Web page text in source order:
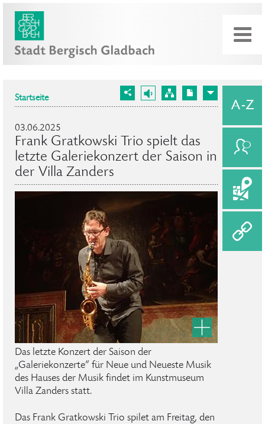
Startseite
03.06.2025
Frank Gratkowski Trio spielt das
letzte Galeriekonzert der Saison in
der Villa Zanders
Das letzte Konzert der Saison der
„Galeriekonzerte“ für Neue und Neueste Musik
des Hauses der Musik findet im Kunstmuseum
Villa Zanders statt.
Das Frank Gratkowski Trio spilet am Freitag, den